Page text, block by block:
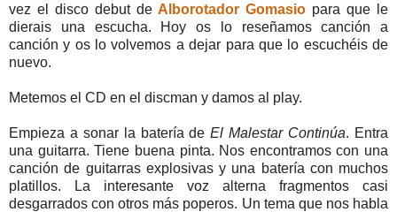
vez el disco debut deAlborotador Gomasio para que le
dierais una escucha. Hoy os lo reseñamos canción a
canción y os lo volvemos a dejar para que lo escuchéis de
nuevo.
Metemos el CD en el discman y damos al play.
Empieza a sonar la batería deEl Malestar Continúa. Entra
una guitarra. Tiene buena pinta. Nos encontramos con una
canción de guitarras explosivas y una batería con muchos
platillos. La interesante voz alterna fragmentos casi
desgarrados con otros más poperos. Un tema que nos habla